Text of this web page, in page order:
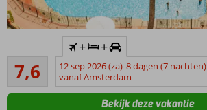
Ideaal
hotel
voor
7,6
Goed
58
beoordelingen
+ +
12 sep 2026 (za) 8 dagen (7 nachten)
vanaf Amsterdam
Bekijk deze vakantie